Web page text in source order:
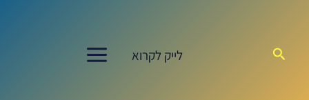
חיפוש לייק לקרוא